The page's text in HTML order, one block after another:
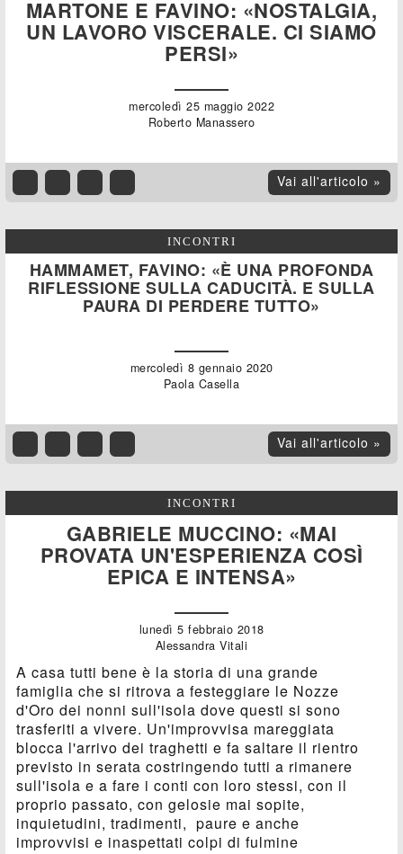
MARTONE E FAVINO: «NOSTALGIA,
UN LAVORO VISCERALE. CI SIAMO
PERSI»
mercoledì 25 maggio 2022
Roberto Manassero
Vai all'articolo »
INCONTRI
HAMMAMET, FAVINO: «È UNA PROFONDA
RIFLESSIONE SULLA CADUCITÀ. E SULLA
PAURA DI PERDERE TUTTO»
mercoledì 8 gennaio 2020
Paola Casella
Vai all'articolo »
INCONTRI
GABRIELE MUCCINO: «MAI
PROVATA UN'ESPERIENZA COSÌ
EPICA E INTENSA»
lunedì 5 febbraio 2018
Alessandra Vitali
A casa tutti bene è la storia di una grande
famiglia che si ritrova a festeggiare le Nozze
d'Oro dei nonni sull'isola dove questi si sono
trasferiti a vivere. Un'improvvisa mareggiata
blocca l'arrivo dei traghetti e fa saltare il rientro
previsto in serata costringendo tutti a rimanere
sull'isola e a fare i conti con loro stessi, con il
proprio passato, con gelosie mai sopite,
inquietudini, tradimenti, paure e anche
improvvisi e inaspettati colpi di fulmine